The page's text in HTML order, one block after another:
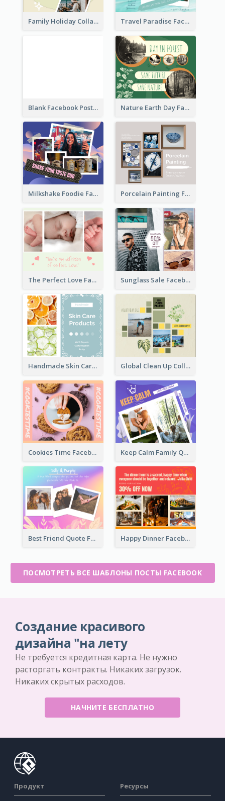
Family Holiday Collage Facebook Post Travel Paradise Facebook Post
Blank Facebook Post Nature Earth Day Facebook Post
Milkshake Foodie Facebook Post Porcelain Painting Facebook Post
The Perfect Love Facebook Post Sunglass Sale Facebook Post
Handmade Skin Care Products Facebook Post Global Clean Up Collage Facebook Post
Cookies Time Facebook Post Keep Calm Family Quote Facebook Post
Best Friend Quote Facebook Post Happy Dinner Facebook Post
ПОСМОТРЕТЬ ВСЕ ШАБЛОНЫ ПОСТЫ FACEBOOK
Создание красивого
дизайна "на лету
Не требуется кредитная карта. Не нужно
расторгать контракты. Никаких загрузок.
Никаких скрытых расходов.
НАЧНИТЕ БЕСПЛАТНО
Продукт Ресурсы